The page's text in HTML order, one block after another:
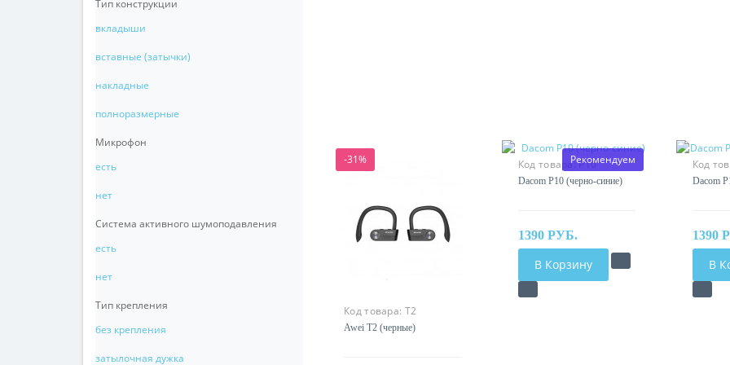
Тип конструкции
вкладыши
вставные (затычки)
накладные
полноразмерные
Микрофон
есть
нет
Система активного шумоподавления
есть
нет
Тип крепления
без крепления
затылочная дужка
-31%
Код товара: T2
Awei T2 (черные)
Рекомендуем
Код товара:P10
Dacom P10 (черно-синие)
1390 РУБ.
В Корзину
Код
Dacom
1390
В